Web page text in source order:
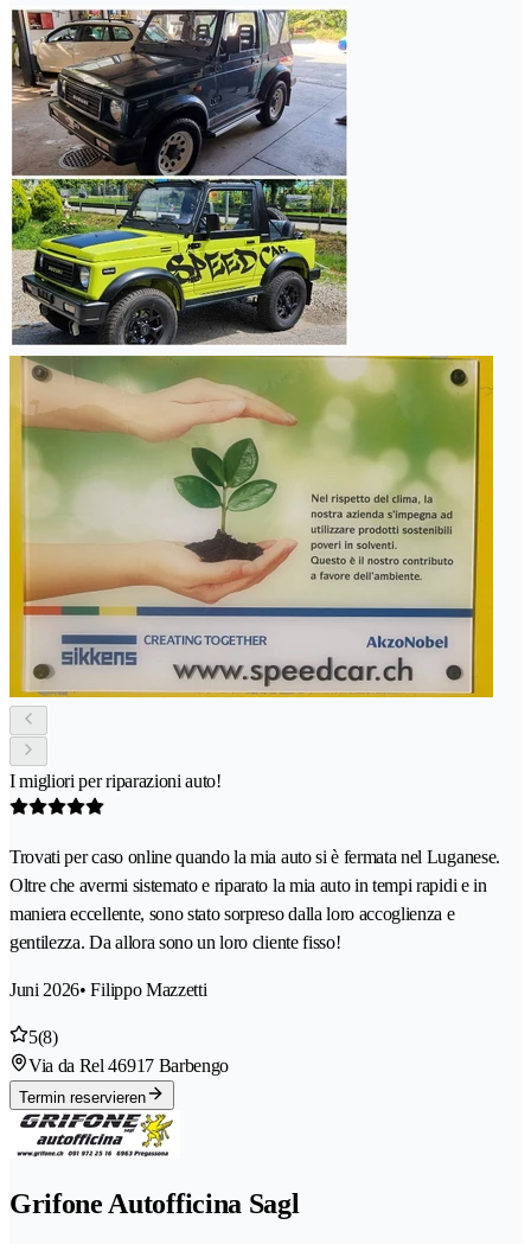
I migliori per riparazioni auto!
Trovati per caso online quando la mia auto si è fermata nel Luganese.
Oltre che avermi sistemato e riparato la mia auto in tempi rapidi e in
maniera eccellente, sono stato sorpreso dalla loro accoglienza e
gentilezza. Da allora sono un loro cliente fisso!
Juni 2026• Filippo Mazzetti
5(8)
Via da Rel 46917 Barbengo
Termin reservieren
Grifone Autofficina Sagl